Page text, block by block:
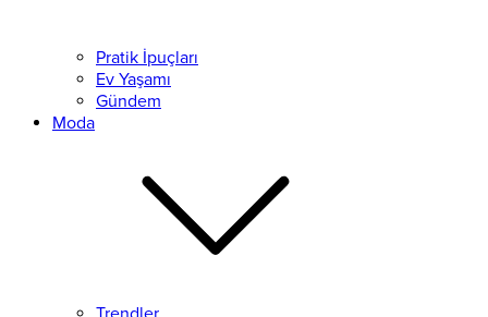
Pratik İpuçları
Ev Yaşamı
Gündem
Moda